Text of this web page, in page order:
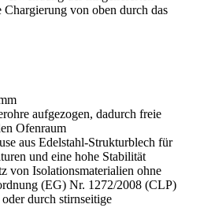
von oben durch das
aufgezogen, dadurch freie
Ofenraum
aus Edelstahl-Strukturblech für
und eine hohe Stabilität
von Isolationsmaterialien ohne
(EG) Nr. 1272/2008 (CLP)
durch stirnseitige